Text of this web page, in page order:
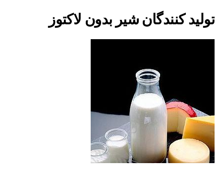
تولید کنندگان شیر بدون لاکتوز